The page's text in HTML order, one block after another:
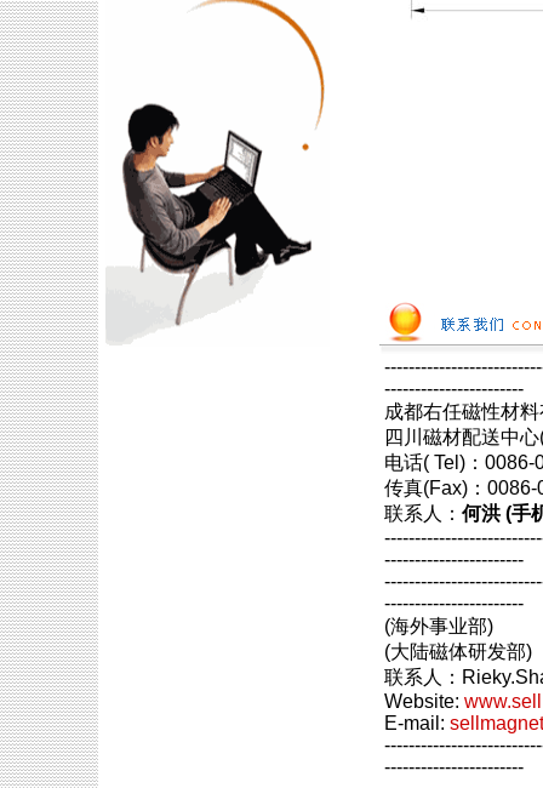
-----------------------
成都右任磁性材
四川磁材配送中
电话( Tel)：
传真(Fax)：
联系人： 何洪 (手
-----------------------
-----------------------
(海外事业部)
(大陆磁体研发部)
联系人：
Website:
E-mail:
-----------------------